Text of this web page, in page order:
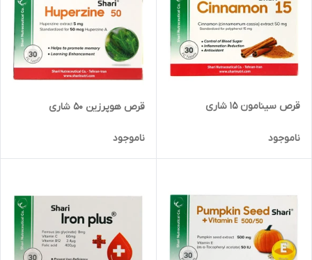
قرص سینامون 15 شاری
ناموجود
قرص هوپرزین 50 شاری
ناموجود